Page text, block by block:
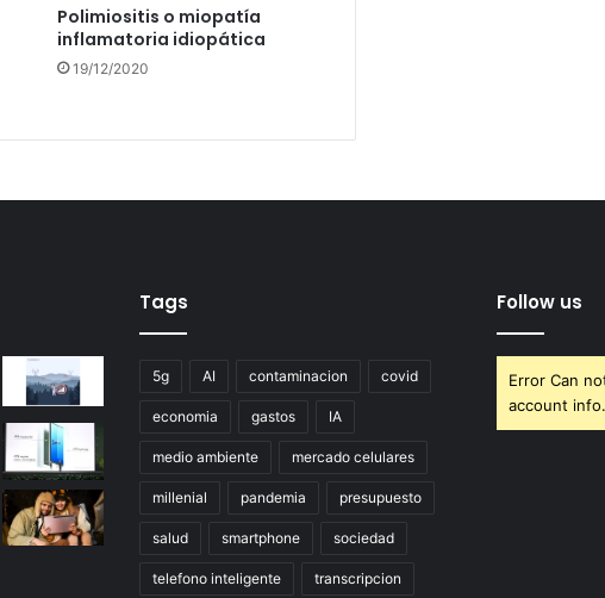
Polimiositis o miopatía
inflamatoria idiopática
19/12/2020
Tags
5g AI contaminacion covid
economia gastos IA
medio ambiente mercado celulares
millenial pandemia presupuesto
salud smartphone sociedad
telefono inteligente transcripcion
Follow us
Error Can
account info.